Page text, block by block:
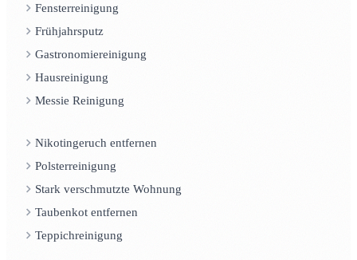
Fensterreinigung
Frühjahrsputz
Gastronomiereinigung
Hausreinigung
Messie Reinigung
Nikotingeruch entfernen
Polsterreinigung
Stark verschmutzte Wohnung
Taubenkot entfernen
Teppichreinigung